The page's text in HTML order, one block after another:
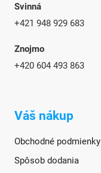
Svinná
+421 948 929 683
Znojmo
+420 604 493 863
Váš nákup
Obchodné podmienky
Spôsob dodania